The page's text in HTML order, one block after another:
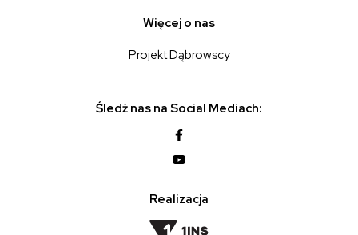
Więcej o nas
Projekt Dąbrowscy
Śledź nas na Social Mediach:
Realizacja